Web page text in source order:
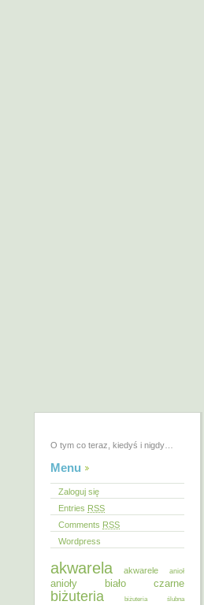
O tym co teraz, kiedyś i nigdy…
Menu
Zaloguj się
Entries RSS
Comments RSS
Wordpress
akwarela akwarele anioł
anioły biało czarne
biżuteria
biżuteria ślubna